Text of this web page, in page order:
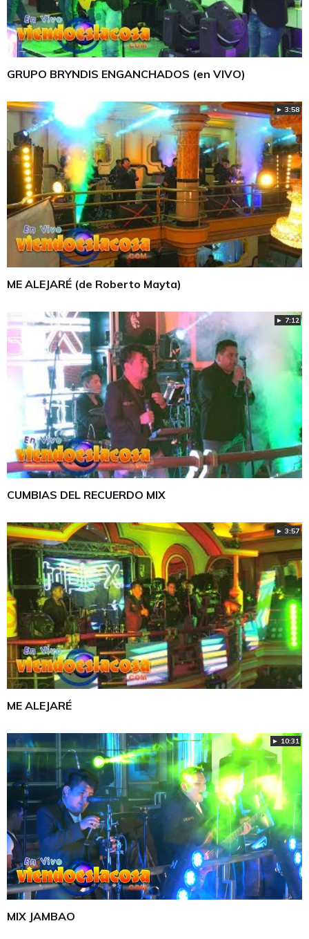
GRUPO BRYNDIS ENGANCHADOS (en VIVO)
► 3:58
ME ALEJARÉ (de Roberto Mayta)
► 7:12
CUMBIAS DEL RECUERDO MIX
► 3:57
ME ALEJARÉ
► 10:31
MIX JAMBAO